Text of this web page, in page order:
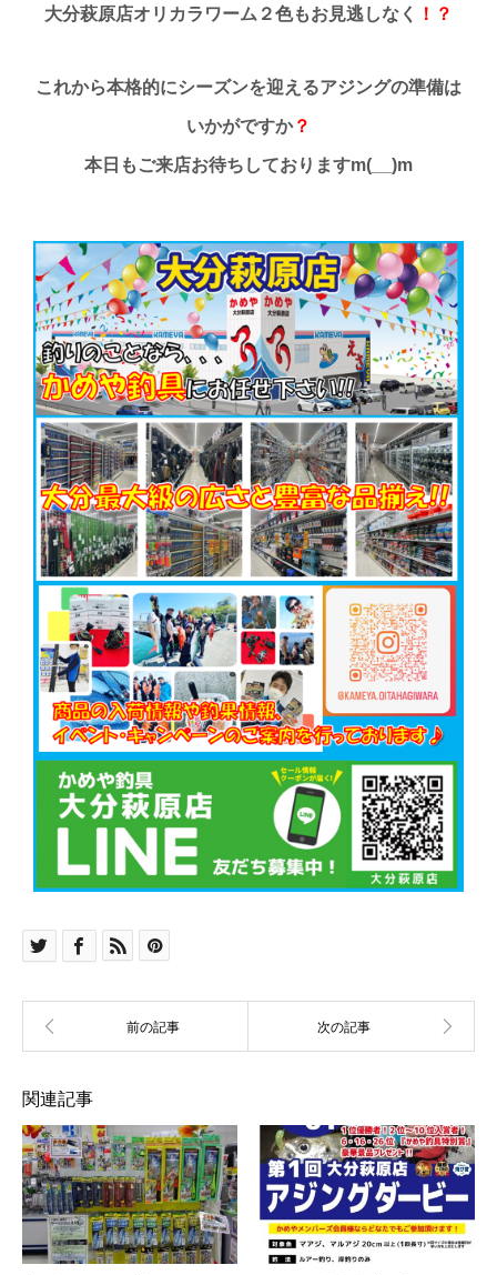
大分萩原店オリカラワーム２色もお見逃しなく ！？
これから本格的にシーズンを迎えるアジングの準備は
いかがですか？
本日もご来店お待ちしておりますm(__)m
関連記事